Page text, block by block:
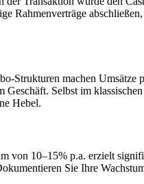
Rahmenverträge
Strukturen machen Umsätze
Selbst im
Hebel.
von 10–15% p.a. erzielt
Sie Ihre